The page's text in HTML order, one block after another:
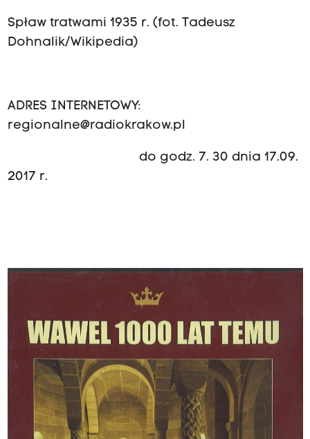
Spław tratwami 1935 r. (fot. Tadeusz
Dohnalik/Wikipedia)
ADRES INTERNETOWY:
regionalne@radiokrakow.pl
do godz. 7. 30 dnia 17.09.
2017 r.